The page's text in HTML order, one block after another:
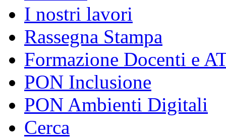
I nostri lavori
Rassegna Stampa
Formazione Docenti e
PON Inclusione
PON Ambienti Digitali
Cerca